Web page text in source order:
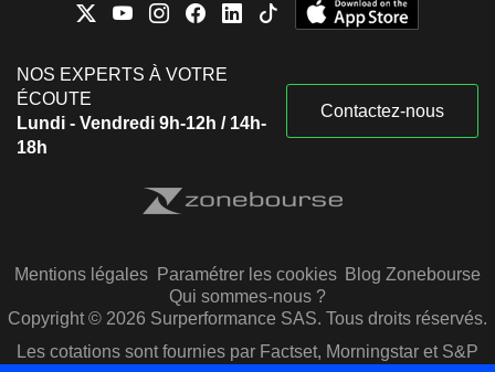
NOS EXPERTS À VOTRE
ÉCOUTE
Lundi - Vendredi 9h-12h / 14h-
18h
Contactez-nous
Mentions légales Paramétrer les cookies Blog Zonebourse
Qui sommes-nous ?
Copyright © 2026 Surperformance SAS. Tous droits réservés.
Les cotations sont fournies par Factset, Morningstar et S&P